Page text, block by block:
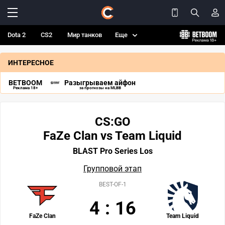
Dota 2 CS2 Мир танков Еще
ИНТЕРЕСНОЕ
BETBOOM
Реклама 18+
Разыгрываем айфон
за прогнозы на MLBB
CS:GO
FaZe Clan vs Team Liquid
BLAST Pro Series Los
Групповой этап
FaZe Clan Team Liquid
BEST-OF-1
4 : 16